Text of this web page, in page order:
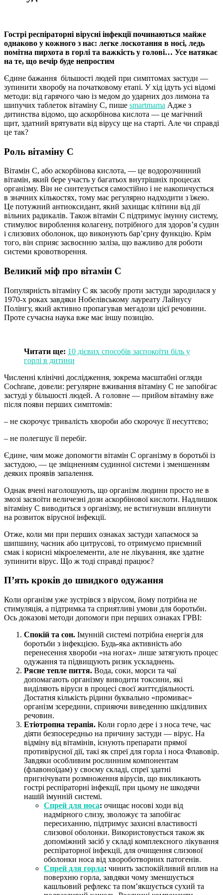
Гострі респіраторні вірусні інфекції починаються майже
однаково у кожного з нас: легке лоскотання в носі, ледь
помітна пирхота в горлі та важкість у голові… Усе натякає
на те, що вечір буде непростим
Єдине бажання більшості людей при симптомах застуди —
зупинити хворобу на початковому етапі. У хід ідуть усі відомі
методи: від гарячого чаю із медом до ударних доз лимона та
шипучих таблеток вітаміну С, пише smartmama Адже з
дитинства відомо, що аскорбінова кислота — це магічний
щит, здатний врятувати від вірусу ще на старті. Але чи справді
це так?
Роль вітаміну С
Вітамін С, або аскорбінова кислота, — це водорозчинний
вітамін, який бере участь у багатьох внутрішніх процесах
організму. Він не синтезується самостійно і не накопичується
в значних кількостях, тому має регулярно надходити з їжею.
Це потужний антиоксидант, який захищає клітини від дії
вільних радикалів. Також вітамін С підтримує імунну систему,
стимулює вироблення колагену, потрібного для здоров’я судин
і слизових оболонок, що виконують бар’єрну функцію. Крім
того, він сприяє засвоєнню заліза, що важливо для роботи
системи кровотворення.
Великий міф про вітамін С
Популярність вітаміну С як засобу проти застуди зародилася у
1970-х роках завдяки Нобелівському лауреату Лайнусу
Полінгу, який активно пропагував мегадози цієї речовини.
Проте сучасна наука вже має іншу позицію.
Читати ще: 10 дієвих способів заспокоїти біль у
горлі в дитини
Численні клінічні дослідження, зокрема масштабні огляди
Cochrane, довели: регулярне вживання вітаміну С не запобігає
застуді у більшості людей. А головне — прийом вітаміну вже
після появи перших симптомів:
– не скорочує тривалість хвороби або скорочує її несуттєво;
– не полегшує її перебіг.
Єдине, чим може допомогти вітамін С організму в боротьбі із
застудою, — це зміцненням судинної системи і зменшенням
деяких проявів запалення.
Однак вчені наголошують, що організм людини просто не в
змозі засвоїти величезні дози аскорбінової кислоти. Надлишок
вітаміну С виводиться з організму, не встигнувши вплинути
на розвиток вірусної інфекції.
Отже, коли ми при перших ознаках застуди хапаємося за
шипшину, часник або цитрусові, то отримуємо приємний
смак і корисні мікроелементи, але не лікування, яке здатне
зупинити вірус. Що ж тоді справді працює?
П’ять кроків до швидкого одужання
Коли організм уже зустрівся з вірусом, йому потрібна не
стимуляція, а підтримка та сприятливі умови для боротьби.
Ось доказові методи допомоги при перших ознаках ГРВІ:
Спокій та сон. Імунній системі потрібна енергія для
боротьби з інфекцією. Будь-яка активність або
перенесення хвороби «на ногах» лише затягують процес
одужання та підвищують ризик ускладнень.
Рясне тепле пиття. Вода, соки, морси та чаї
допомагають організму виводити токсини, які
виділяють віруси в процесі своєї життєдіяльності.
Достатня кількість рідини буквально «промиває»
організм зсередини, сприяючи виведенню шкідливих
речовин.
Етіотропна терапія. Коли горло дере і з носа тече, час
діяти безпосередньо на причину застуди — вірус. На
відміну від вітамінів, існують препарати прямої
противірусної дії, такі як спреї для горла і носа Флавовір.
Завдяки особливим рослинним компонентам
(флавоноїдам) у своєму складі, спреї здатні
пригнічувати розмноження вірусів, що викликають
гострі респіраторні інфекції, при цьому не шкодячи
нашій імунній системі.
Спрей для носа: очищає носові ходи від
надмірного слизу, зволожує та запобігає
пересиханню, підтримує захисні властивості
слизової оболонки. Використовується також як
допоміжний засіб у складі комплексного лікування
респіраторної інфекції, для очищення слизової
оболонки носа від хвороботворних патогенів.
Спрей для горла: чинить заспокійливий вплив на
поверхню горла, завдяки чому зменшується
кашльовий рефлекс та пом’якшується сухий та